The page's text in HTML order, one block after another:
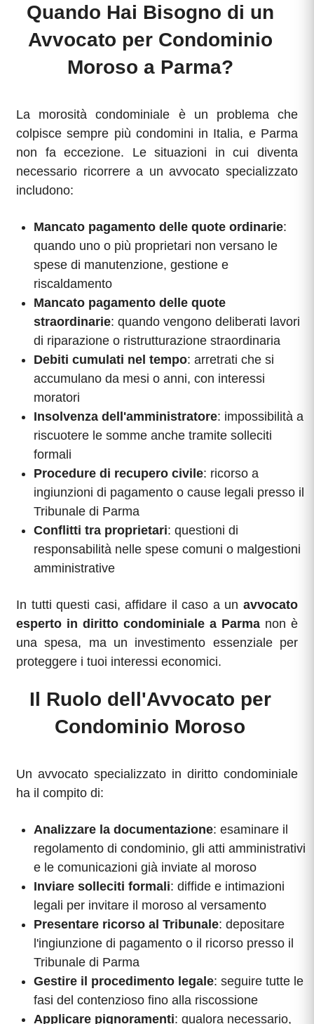
Quando Hai Bisogno di un
Avvocato per Condominio
Moroso a Parma?
La morosità condominiale è un problema che
colpisce sempre più condomini in Italia, e Parma
non fa eccezione. Le situazioni in cui diventa
necessario ricorrere a un avvocato specializzato
includono:
Mancato pagamento delle quote ordinarie:
quando uno o più proprietari non versano le
spese di manutenzione, gestione e
riscaldamento
Mancato pagamento delle quote
straordinarie: quando vengono deliberati lavori
di riparazione o ristrutturazione straordinaria
Debiti cumulati nel tempo: arretrati che si
accumulano da mesi o anni, con interessi
moratori
Insolvenza dell'amministratore: impossibilità a
riscuotere le somme anche tramite solleciti
formali
Procedure di recupero civile: ricorso a
ingiunzioni di pagamento o cause legali presso il
Tribunale di Parma
Conflitti tra proprietari: questioni di
responsabilità nelle spese comuni o malgestioni
amministrative
In tutti questi casi, affidare il caso a un avvocato
esperto in diritto condominiale a Parma non è
una spesa, ma un investimento essenziale per
proteggere i tuoi interessi economici.
Il Ruolo dell'Avvocato per
Condominio Moroso
Un avvocato specializzato in diritto condominiale
ha il compito di:
Analizzare la documentazione: esaminare il
regolamento di condominio, gli atti amministrativi
e le comunicazioni già inviate al moroso
Inviare solleciti formali: diffide e intimazioni
legali per invitare il moroso al versamento
Presentare ricorso al Tribunale: depositare
l'ingiunzione di pagamento o il ricorso presso il
Tribunale di Parma
Gestire il procedimento legale: seguire tutte le
fasi del contenzioso fino alla riscossione
Applicare pignoramenti: qualora necessario,